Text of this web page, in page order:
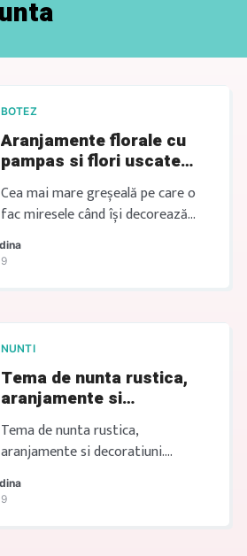
BOTEZ
Aranjamente florale cu
pampas si flori uscate
boho
Cea mai mare greșeală pe care o
fac miresele când își decorează
evenimentele… CERE OFERTA Cea
mai mare greșeală Este să creadă
realitate, cele mai apreciate mese
sunt cele care au echilibru,
conversațiilor dintre invitați. Nunta
boho despre care visezi […]
NUNTI
Tema de nunta rustica,
aranjamente si
decoratiuni.
Tema de nunta rustica,
aranjamente si decoratiuni.
Rusticul evocă farmecul simplu și
natural al vieții la țară. Îmbinând